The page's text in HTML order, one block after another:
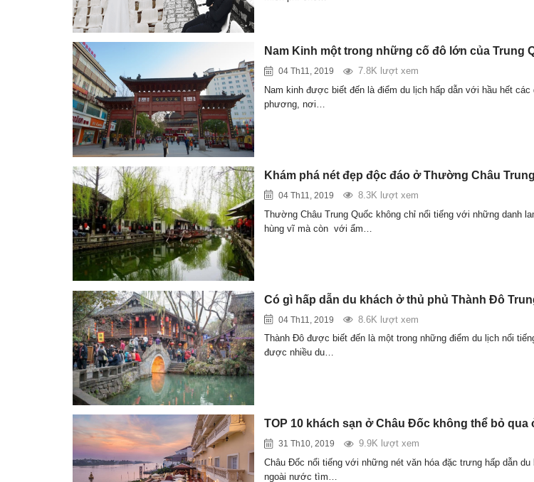
Nam Kinh một trong những cố đô lớn của Trung
04 Th11, 2019
7.8K lượt xem
Nam kinh được biết đến là điểm du lịch hấp dẫn với hầu hết các
phương, nơi…
Khám phá nét đẹp độc đáo ở Thường Châu
04 Th11, 2019
8.3K lượt xem
Thường Châu Trung Quốc không chỉ nổi tiếng với những danh
hùng vĩ mà còn với ẩm…
Có gì hấp dẫn du khách ở thủ phủ Thành Đô
04 Th11, 2019
8.6K lượt xem
Thành Đô được biết đến là một trong những điểm du lịch nổi
được nhiều du…
TOP 10 khách sạn ở Châu Đốc không thể bỏ qua
31 Th10, 2019
9.9K lượt xem
Châu Đốc nổi tiếng với những nét văn hóa đặc trưng hấp dẫn du
ngoài nước tìm…